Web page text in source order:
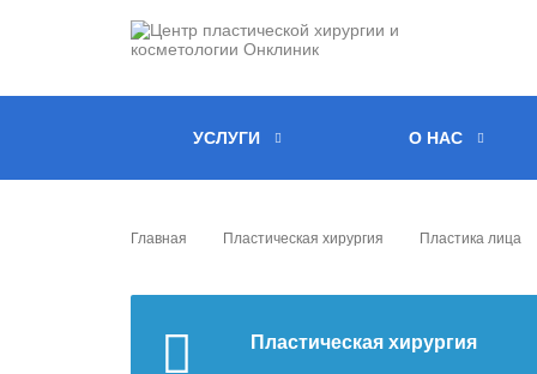
УСЛУГИ О НАС
Главная Пластическая хирургия Пластика лица
Пластическая хирургия